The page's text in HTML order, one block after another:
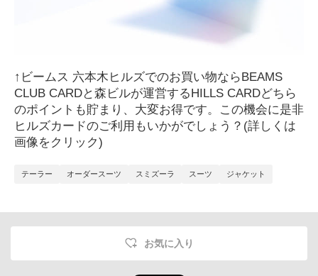
↑ ビームス 六本木ヒルズでのお買い物ならBEAMS
CLUB CARDと森ビルが運営するHILLS CARDどちら
のポイントも貯まり、大変お得です。この機会に是非
ヒルズカードのご利用もいかがでしょう？ (詳しくは
画像をクリック)
テーラー オーダースーツ スミズーラ スーツ ジャケット
お気に入り